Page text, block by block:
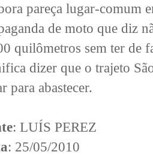
pareça lugar-comum
de moto que diz
quilômetros sem ter de
dizer que o trajeto
para abastecer.
: LUÍS PEREZ
: 25/05/2010